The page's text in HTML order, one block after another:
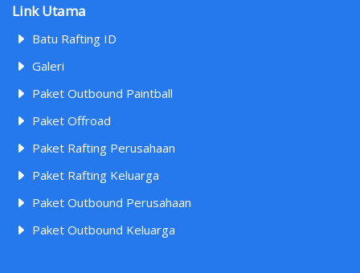
Link Utama
Batu Rafting ID
Galeri
Paket Outbound Paintball
Paket Offroad
Paket Rafting Perusahaan
Paket Rafting Keluarga
Paket Outbound Perusahaan
Paket Outbound Keluarga